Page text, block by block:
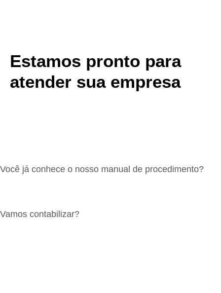
Estamos pronto para
atender sua empresa
Você já conhece o nosso manual de procedimento?
Vamos contabilizar?​